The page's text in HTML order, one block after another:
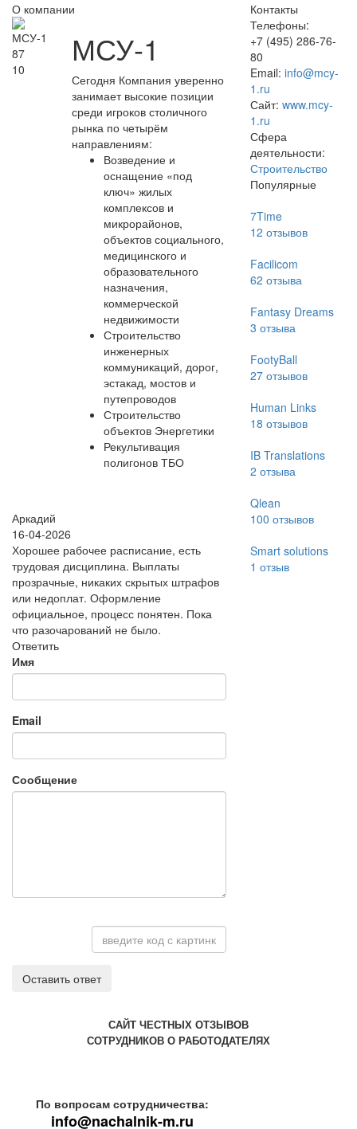
О компании
87
10
МСУ-1
Сегодня Компания уверенно
занимает высокие позиции
среди игроков столичного
рынка по четырём
направлениям:
Возведение и
оснащение «под
ключ» жилых
комплексов и
микрорайонов,
объектов социального,
медицинского и
образовательного
назначения,
коммерческой
недвижимости
Строительство
инженерных
коммуникаций, дорог,
эстакад, мостов и
путепроводов
Строительство
объектов Энергетики
Рекультивация
полигонов ТБО
Аркадий
16-04-2026
Хорошее рабочее расписание, есть
трудовая дисциплина. Выплаты
прозрачные, никаких скрытых штрафов
или недоплат. Оформление
официальное, процесс понятен. Пока
что разочарований не было.
Ответить
Имя
Email
Сообщение
Оставить ответ
Контакты
Телефоны:
+7 (495) 286-76-
80
Email: info@mcy-
1.ru
Сайт: www.mcy-
1.ru
Сфера
деятельности:
Строительство
Популярные
7Time
12 отзывов
Facilicom
62 отзыва
Fantasy Dreams
3 отзыва
FootyBall
27отзывов
Human Links
18 отзывов
IB Translations
2 отзыва
Qlean
100 отзывов
Smart solutions
1 отзыв
САЙТ ЧЕСТНЫХ ОТЗЫВОВ
СОТРУДНИКОВ О РАБОТОДАТЕЛЯХ
По вопросам сотрудничества:
info@nachalnik-m.ru